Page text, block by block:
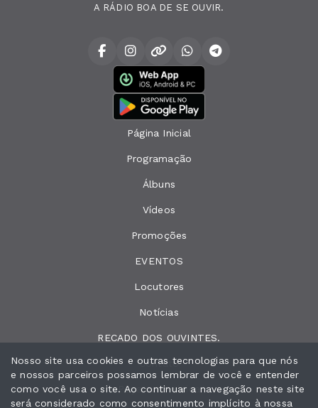
A RÁDIO BOA DE SE OUVIR.
Página Inicial
Programação
Álbuns
Vídeos
Promoções
EVENTOS
Locutores
Notícias
RECADO DOS OUVINTES.
Contato
Peça sua música
Nosso site usa cookies e outras tecnologias para que nós
e nossos parceiros possamos lembrar de você e entender
como você usa o site. Ao continuar a navegação neste site
será considerado como consentimento implícito à nossa